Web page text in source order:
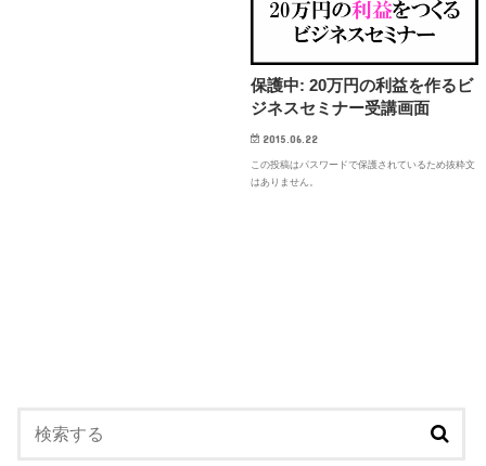
保護中: 20万円の利益を作るビ
ジネスセミナー受講画面
2015.06.22
この投稿はパスワードで保護されているため抜粋文
はありません。